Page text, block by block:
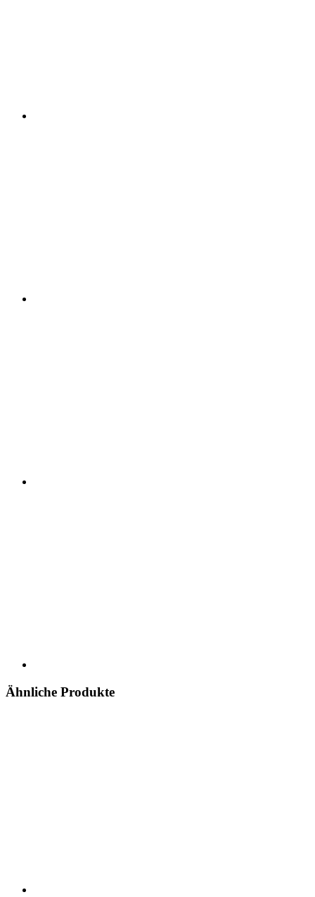
Ähnliche Produkte